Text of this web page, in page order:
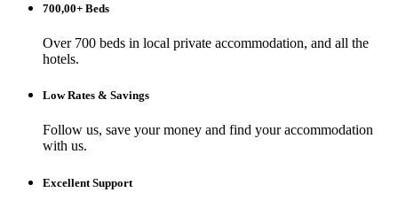
700,00+ Beds
Over 700 beds in local private accommodation, and all the
hotels.
Low Rates & Savings
Follow us, save your money and find your accommodation
with us.
Excellent Support